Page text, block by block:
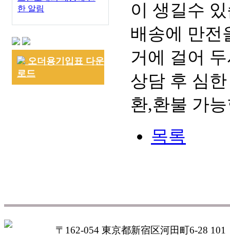
한 알림
오더용기입표 다운
로드
이 생길수
배송에 만전
거에 걸어
상담 후 심
환,환불 가
목록
〒162-054 東京都新宿区河田町6-28 101